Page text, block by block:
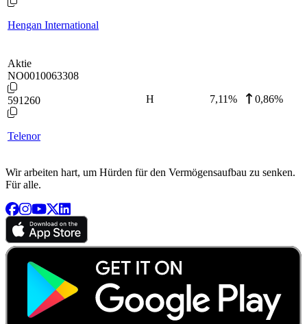
Hengan International
Aktie
NO0010063308
591260
Telenor
H 7,11% 0,86%
Wir arbeiten hart, um Hürden für den Vermögensaufbau zu senken.
Für alle.